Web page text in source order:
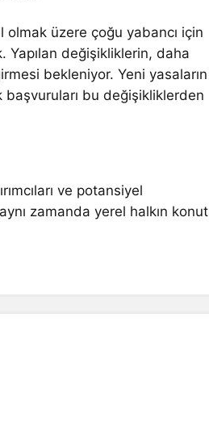
olmak üzere çoğu yabancı için
Yapılan değişikliklerin, daha
bekleniyor. Yeni yasaların
bu değişikliklerden
ve potansiyel
zamanda yerel halkın konut